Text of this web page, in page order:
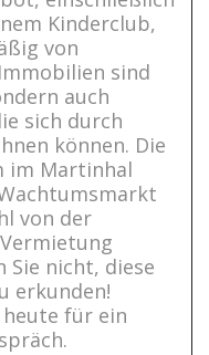
Kinderclub,
von
sind
auch
sich durch
können. Die
im Martinhal
von der
Sie nicht, diese
erkunden!
für ein